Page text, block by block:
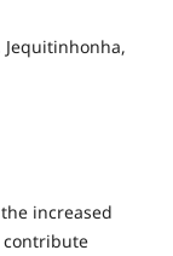
increased
contribute